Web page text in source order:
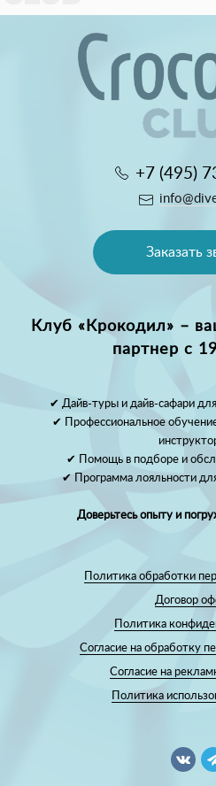
+7 (495)
Заказать
Клуб «Крокодил» –
партнер с
✔ Дайв-туры и дайв-сафари
✔ Профессиональное
✔ Помощь в подборе и
✔ Программа лояльности
Доверьтесь опыту и
Политика обработки
Договор
Политика
Согласие на обработку
Согласие на
Политика